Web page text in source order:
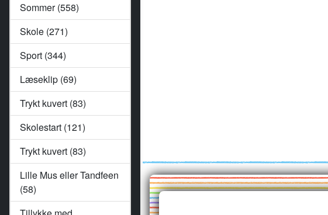
Sommer (558)
Skole (271)
Sport (344)
Læseklip (69)
Trykt kuvert (83)
Skolestart (121)
Trykt kuvert (83)
Lille Mus eller Tandfeen
(58)